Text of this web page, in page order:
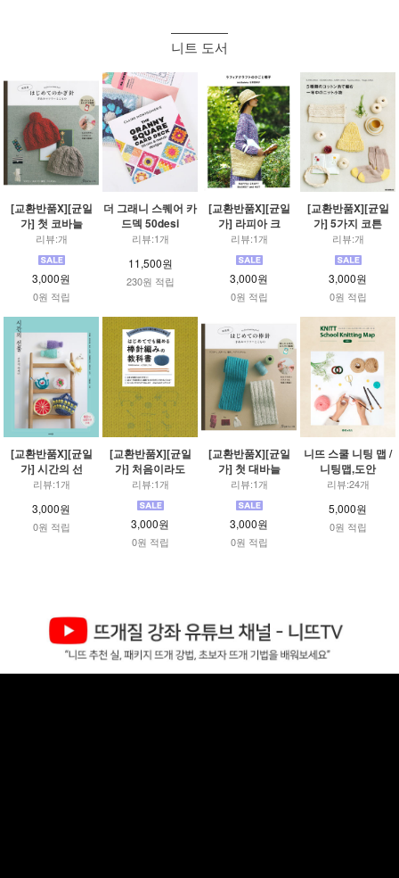
니트 도서
[교환반품X][균일
가] 첫 코바늘
리뷰:개
3,000원
0원 적립
더 그래니 스퀘어 카
드덱 50desi
리뷰:1개
11,500원
230원 적립
[교환반품X][균일
가] 라피아 크
리뷰:1개
3,000원
0원 적립
[교환반품X][균일
가] 5가지 코튼
리뷰:개
3,000원
0원 적립
[교환반품X][균일
가] 시간의 선
리뷰:1개
3,000원
0원 적립
[교환반품X][균일
가] 처음이라도
리뷰:1개
3,000원
0원 적립
[교환반품X][균일
가] 첫 대바늘
리뷰:1개
3,000원
0원 적립
니뜨 스쿨 니팅 맵 /
니팅맵,도안
리뷰:24개
5,000원
0원 적립